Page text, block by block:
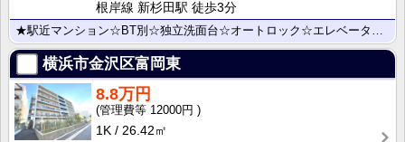
根岸線 新杉田駅 徒歩3分
★駅近マンション☆BT別☆独立洗面台☆オートロック☆エレベーター☆経済的な都市ガス☆☆最短本日内覧頂･･･
横浜市金沢区富岡東
8.8万円
12000円
1K
26.42㎡